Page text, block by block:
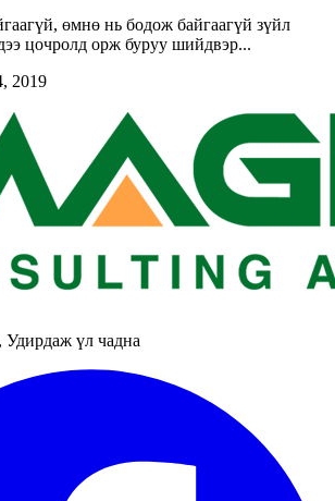
өмнө нь бодож байгаагүй зүйл
цочролд орж буруу шийдвэр...
2019
үл чадна